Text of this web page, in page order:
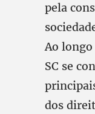
pela
Ao
SC se
dos